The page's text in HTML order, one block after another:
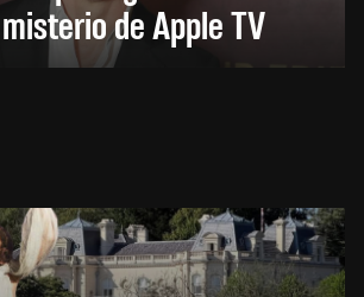
de Apple TV